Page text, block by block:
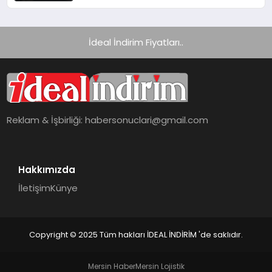
İdeal İndirim Fiyatları..
Reklam & İşbirliği:habersonuclari@gmail.com
Hakkımızda
İletişimKünye
Copyright © 2025 Tüm hakları İDEAL İNDİRİM 'de saklıdır.
Mersin HaberMersin Lojistik